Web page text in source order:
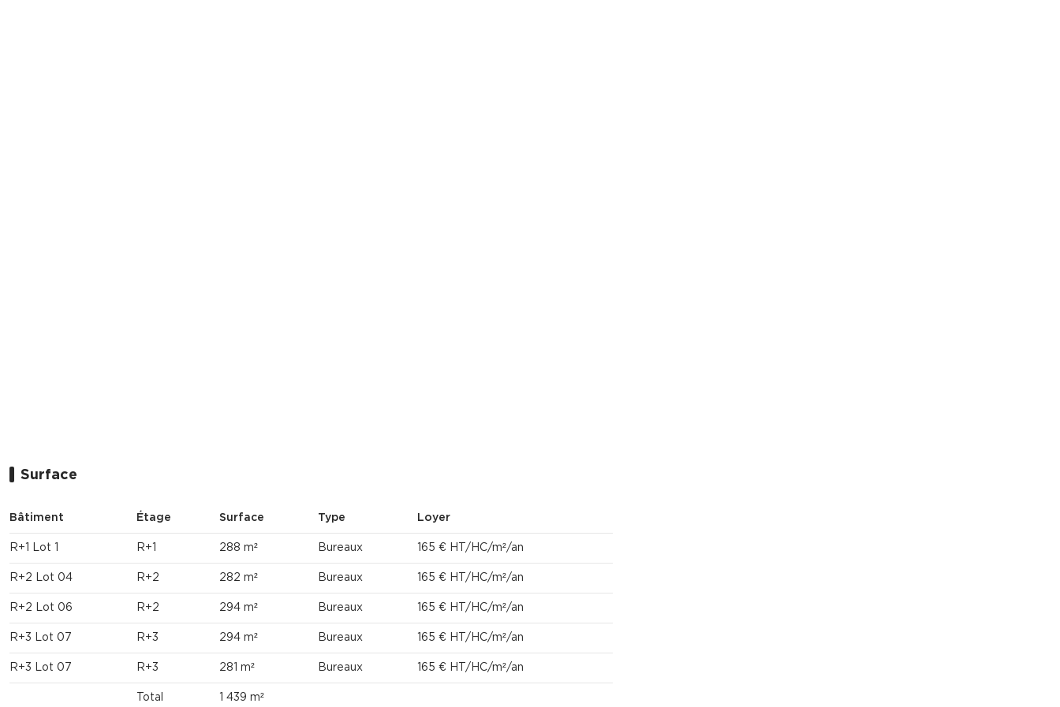
Surface
Bâtiment Étage Surface Type Loyer
R+1 Lot 1 R+1 288 m² Bureaux 165 € HT/HC/m²/an
R+2 Lot 04 R+2 282 m² Bureaux 165 € HT/HC/m²/an
R+2 Lot 06 R+2 294 m² Bureaux 165 € HT/HC/m²/an
R+3 Lot 07 R+3 294 m² Bureaux 165 € HT/HC/m²/an
R+3 Lot 07 R+3 281 m² Bureaux 165 € HT/HC/m²/an
Total 1 439 m²